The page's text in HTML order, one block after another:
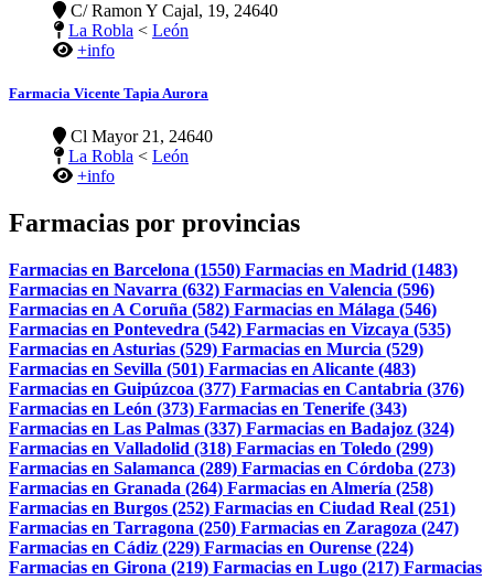
C/ Ramon Y Cajal, 19, 24640
La Robla < León
+info
Farmacia Vicente Tapia Aurora
Cl Mayor 21, 24640
La Robla < León
+info
Farmacias por provincias
Farmacias en Barcelona (1550) Farmacias en Madrid (1483)
Farmacias en Navarra (632) Farmacias en Valencia (596)
Farmacias en A Coruña (582) Farmacias en Málaga (546)
Farmacias en Pontevedra (542) Farmacias en Vizcaya (535)
Farmacias en Asturias (529) Farmacias en Murcia (529)
Farmacias en Sevilla (501) Farmacias en Alicante (483)
Farmacias en Guipúzcoa (377) Farmacias en Cantabria (376)
Farmacias en León (373) Farmacias en Tenerife (343)
Farmacias en Las Palmas (337) Farmacias en Badajoz (324)
Farmacias en Valladolid (318) Farmacias en Toledo (299)
Farmacias en Salamanca (289) Farmacias en Córdoba (273)
Farmacias en Granada (264) Farmacias en Almería (258)
Farmacias en Burgos (252) Farmacias en Ciudad Real (251)
Farmacias en Tarragona (250) Farmacias en Zaragoza (247)
Farmacias en Cádiz (229) Farmacias en Ourense (224)
Farmacias en Girona (219) Farmacias en Lugo (217) Farmacias